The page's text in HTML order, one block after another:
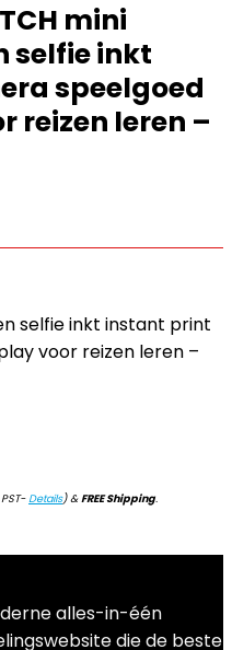
mini
selfie inkt
speelgoed
reizen leren –
selfie inkt instant print
voor reizen leren –
Details)&FREE Shipping.
alles-in-één
die de beste